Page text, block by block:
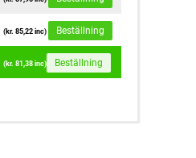
(kr. 85,22 inc) Beställning
(kr. 81,38 inc) Beställning